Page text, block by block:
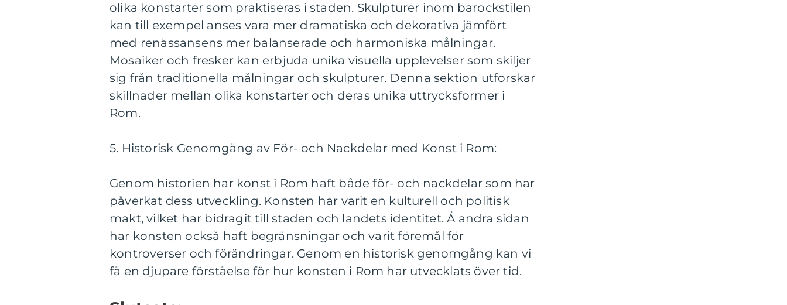
olika konstarter som praktiseras i staden. Skulpturer inom barockstilen
kan till exempel anses vara mer dramatiska och dekorativa jämfört
med renässansens mer balanserade och harmoniska målningar.
Mosaiker och fresker kan erbjuda unika visuella upplevelser som skiljer
sig från traditionella målningar och skulpturer. Denna sektion utforskar
skillnader mellan olika konstarter och deras unika uttrycksformer i
Rom.
5. Historisk Genomgång av För- och Nackdelar med Konst i Rom:
Genom historien har konst i Rom haft både för- och nackdelar som har
påverkat dess utveckling. Konsten har varit en kulturell och politisk
makt, vilket har bidragit till staden och landets identitet. Å andra sidan
har konsten också haft begränsningar och varit föremål för
kontroverser och förändringar. Genom en historisk genomgång kan vi
få en djupare förståelse för hur konsten i Rom har utvecklats över tid.